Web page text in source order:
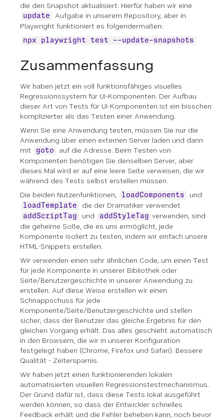
die den Snapshot aktualisiert. Hierfür haben wir eine
update
Aufgabe in unserem Repository, aber in
Playwright funktioniert es folgendermaßen:
npx playwright test --update-snapshots
Zusammenfassung
Wir haben jetzt ein voll funktionsfähiges visuelles
Regressionssystem für UI-Komponenten. Der Aufbau
dieser Art von Tests für UI-Komponenten ist ein bisschen
komplizierter als das Testen einer Anwendung.
Wenn Sie eine Anwendung testen, müssen Sie nur die
Anwendung über einen externen Server laden und dann
mit
goto
auf die Adresse. Beim Testen von
Komponenten benötigen Sie denselben Server, aber
dieses Mal wird er auf eine leere Seite verweisen, die wir
während des Tests selbst erstellen müssen.
Die beiden Nutzenfunktionen,
loadComponents und
loadTemplate die der Dramatiker verwendet
addScriptTag und addStyleTag verwenden, sind
die geheime Soße, die es uns ermöglicht, jede
Komponente isoliert zu testen, indem wir einfach unsere
HTML-Snippets erstellen.
Wir verwenden einen sehr ähnlichen Code, um einen Test
für jede Komponente in unserer Bibliothek oder
Seite/Benutzergeschichte in unserer Anwendung zu
erstellen. Auf diese Weise erstellen wir einen
Schnappschuss für jede
Komponente/Seite/Benutzergeschichte und stellen
sicher, dass der Benutzer das gleiche Ergebnis für den
gleichen Vorgang erhält. Das alles geschieht automatisch
in den Browsern, die wir in unserer Konfiguration
festgelegt haben (Chrome, Firefox und Safari). Bessere
Qualität - Zeitersparnis.
Wir haben jetzt einen funktionierenden lokalen
automatisierten visuellen Regressionstestmechanismus.
Der Grund dafür ist, dass diese Tests lokal ausgeführt
werden können, so dass der Entwickler schnelles
Feedback erhält und die Fehler beheben kann, noch bevor